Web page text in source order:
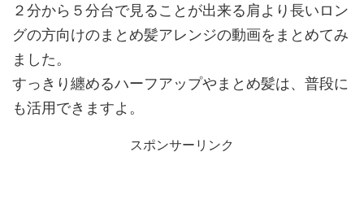
２分から５分台で見ることが出来る肩より長いロン
グの方向けのまとめ髪アレンジの動画をまとめてみ
ました。
すっきり纏めるハーフアップやまとめ髪は、普段に
も活用できますよ。
スポンサーリンク